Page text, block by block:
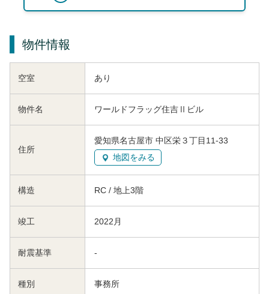
物件情報
空室 あり
物件名 ワールドフラッグ住吉Ⅱビル
住所
愛知県名古屋市 中区栄３丁目11-33
地図をみる
構造 RC / 地上3階
竣工 2022月
耐震基準 -
種別 事務所